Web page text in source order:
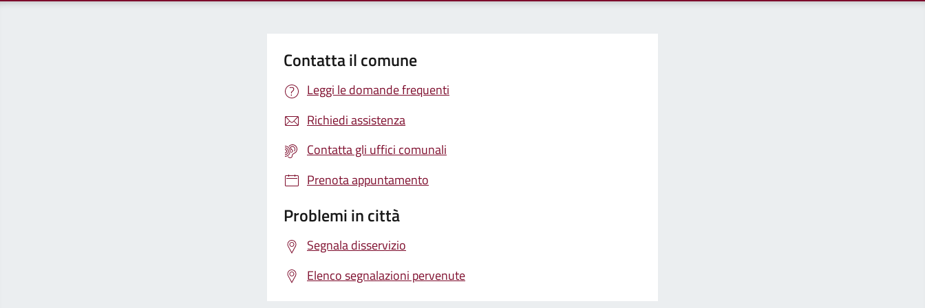
Contatta il comune
Leggi le domande frequenti
Richiedi assistenza
Contatta gli uffici comunali
Prenota appuntamento
Problemi in città
Segnala disservizio
Elenco segnalazioni pervenute